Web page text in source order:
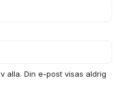
alla. Din e-post visas aldrig